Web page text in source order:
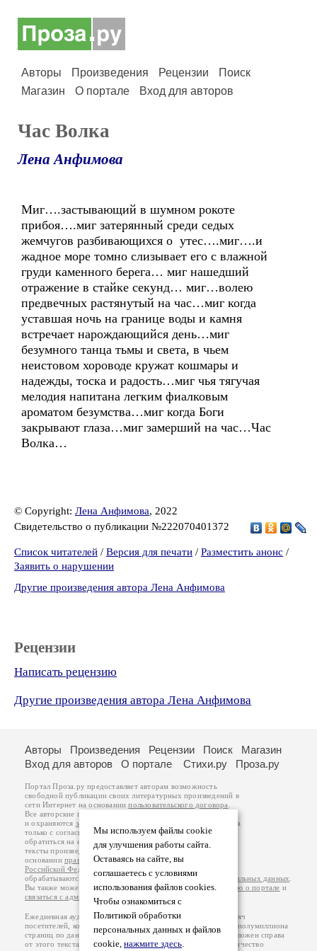
Авторы Произведения Рецензии
Поиск
Магазин
О портале Вход для авторов
Час Волка
Лена Анфимова
Миг….застывающий в шумном рокоте
прибоя….миг затерянный среди седых
жемчугов разбивающихся о утес….миг….и
жадное море томно слизывает его с влажной
груди каменного берега… миг нашедший
отражение в стайке секунд… миг…волею
предвечных растянутый на час…миг когда
уставшая ночь на границе воды и камня
встречает нарождающийся день…миг
безумного танца тьмы и света, в чьем
неистовом хороводе кружат кошмары и
надежды, тоска и радость…миг чья тягучая
мелодия напитана легким фиалковым
ароматом безумства…миг когда Боги
закрывают глаза…миг замерший на час…Час
Волка…
© Copyright: Лена Анфимова, 2022
Свидетельство о публикации №222070401372
Список читателей / Версия для печати / Разместить анонс /
Заявить о нарушении
Другие произведения автора Лена Анфимова
Рецензии
Написать рецензию
Другие произведения автора Лена Анфимова
Мы используем файлы cookie
для улучшения работы сайта.
Оставаясь на сайте, вы
соглашаетесь с условиями
использования файлов cookies.
Чтобы ознакомиться с
Политикой обработки
персональных данных и файлов
cookie, нажмите здесь.
Авторы Произведения Рецензии Поиск
Магазин
Вход для авторов
О портале Стихи.ру Проза.ру
Портал Проза.ру предоставляет авторам возможность
свободной публикации своих литературных произведений в
сети Интернет на основаниипользовательского договора
Все авторские права на произведения принадлежат авторам
и охраняются законом
. Перепечатка произведений возможна
только с согласия его автора, к которому вы можете
обратиться на его авторской странице. Ответственность за
тексты произведений авторы несут самостоятельно на
основанииправил публикацииизаконодательства
Российской Федерации
обрабатываются на основанииПолитики обработки персональных данных
Вы также можете посмотреть более подробнуюинформацию о портале и
связаться с администрацией
Ежедневная аудитория портала Проза.ру – порядка 100 тысяч
посетителей, которые в общей сумме просматривают более полумиллиона
страниц по данным счетчика посещаемости, который расположен справа
от этого текста. В каждой графе указано по две цифры: количество